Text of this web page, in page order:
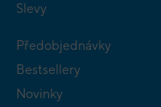
Slevy
Předobjednávky
Bestsellery
Novinky